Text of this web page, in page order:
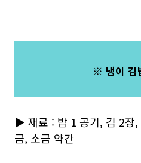
※ 냉이 김
▶ 재료 : 밥 1 공기, 김 2장,
금, 소금 약간